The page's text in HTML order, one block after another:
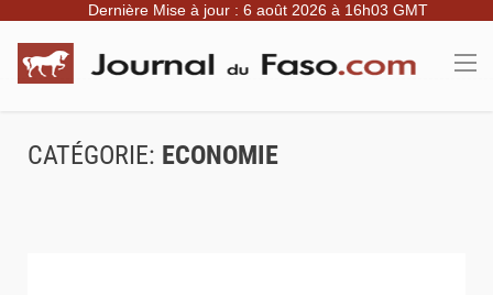
Dernière Mise à jour : 6 août 2026 à 16h03 GMT
CATÉGORIE: ECONOMIE